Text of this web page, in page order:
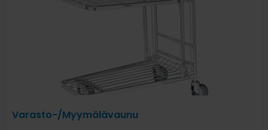
Varasto-/Myymälävaunu